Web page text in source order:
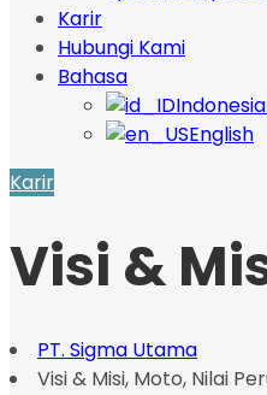
Karir
Hubungi Kami
Bahasa
English
Karir
Visi &
PT. Sigma Utama
Visi & Misi, Moto, Nilai